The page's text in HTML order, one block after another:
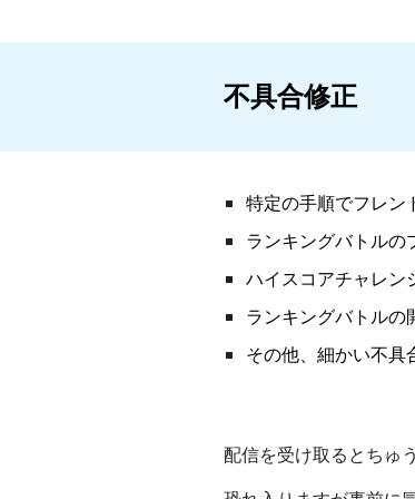
不具合修正
特定の手順でフレン
ランキングバトルの
ハイスコアチャレン
ランキングバトルの
その他、細かい不具
配信を受け取るとちゅ